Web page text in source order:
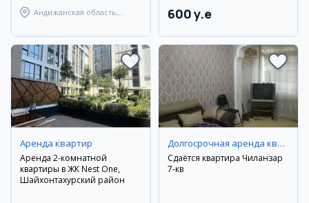
Андижанская область,
600 y.e
Аренда квартир
Аренда 2-комнатной
квартиры в ЖК Nest One,
Шайхонтахурский район
Долгосрочная аренда квартир
Сдаётся квартира Чиланзар
7-кв